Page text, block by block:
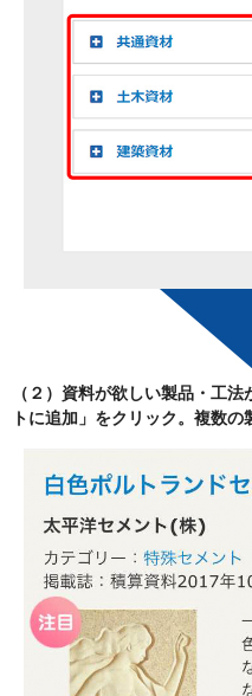
（２）資料が欲しい製品・工法
トに追加」 をクリック。複数の